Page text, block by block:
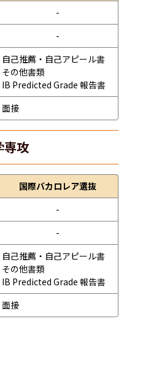
-
-
自己推薦・自己アピール書
その他書類
IB Predicted Grade 報告書
面接
専攻
国際バカロレア選抜
-
-
自己推薦・自己アピール書
その他書類
IB Predicted Grade 報告書
面接